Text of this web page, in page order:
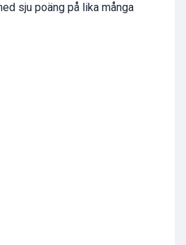
sju poäng på lika många